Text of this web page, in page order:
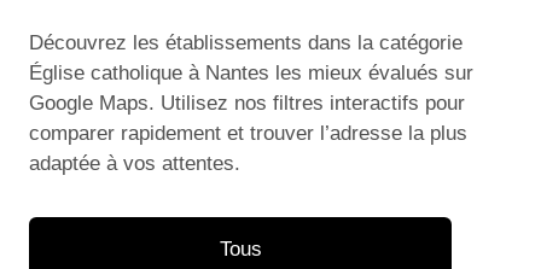
Découvrez les établissements dans la catégorie
Église catholique à Nantes les mieux évalués sur
Google Maps. Utilisez nos filtres interactifs pour
comparer rapidement et trouver l’adresse la plus
adaptée à vos attentes.
Tous